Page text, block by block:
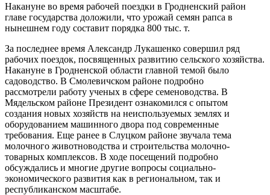
Накануне во время рабочей поездки в Гродненский район
главе государства доложили, что урожай семян рапса в
нынешнем году составит порядка 800 тыс. т.
За последнее время Александр Лукашенко совершил ряд
рабочих поездок, посвященных развитию сельского хозяйства.
Накануне в Гродненской области главной темой было
садоводство. В Смолевичском районе подробно
рассмотрели работу ученых в сфере семеноводства. В
Мядельском районе Президент ознакомился с опытом
создания новых хозяйств на неиспользуемых землях и
оборудованием машинного двора под современные
требования. Еще ранее в Слуцком районе звучала тема
молочного животноводства и строительства молочно-
товарных комплексов. В ходе посещений подробно
обсуждались и многие другие вопросы социально-
экономического развития как в региональном, так и
республиканском масштабе.